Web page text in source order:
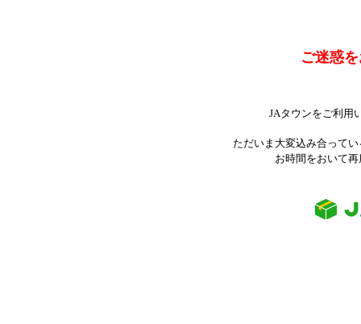
ご迷惑
JAタウンをご利用
ただいま大変込み合って
お時間をおいて